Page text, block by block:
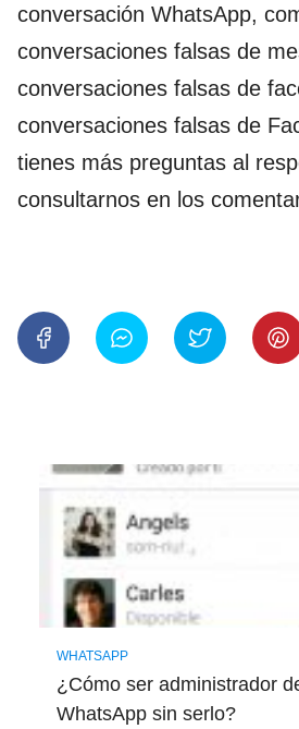
conversación WhatsApp,
conversaciones falsas de
conversaciones falsas de
conversaciones falsas de
tienes más preguntas al
consultarnos en los
WHATSAPP
¿Cómo ser administrador
WhatsApp sin serlo?